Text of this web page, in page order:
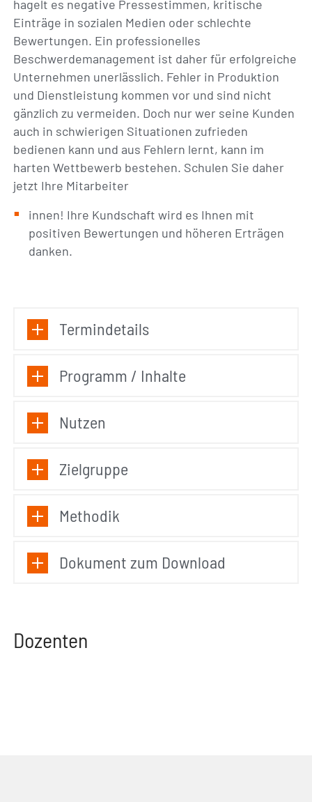
hagelt es negative Pressestimmen, kritische
Einträge in sozialen Medien oder schlechte
Bewertungen. Ein professionelles
Beschwerdemanagement ist daher für erfolgreiche
Unternehmen unerlässlich. Fehler in Produktion
und Dienstleistung kommen vor und sind nicht
gänzlich zu vermeiden. Doch nur wer seine Kunden
auch in schwierigen Situationen zufrieden
bedienen kann und aus Fehlern lernt, kann im
harten Wettbewerb bestehen. Schulen Sie daher
jetzt Ihre Mitarbeiter
innen! Ihre Kundschaft wird es Ihnen mit
positiven Bewertungen und höheren Erträgen
danken.
Termindetails
Programm / Inhalte
Nutzen
Zielgruppe
Methodik
Dokument zum Download
Dozenten